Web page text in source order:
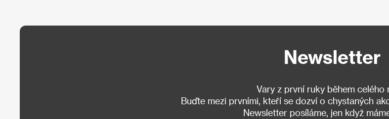
Newsletter
Vary z první ruky během celého
Buďte mezi prvními, kteří se dozví o chystaných
Newsletter posíláme, jen když